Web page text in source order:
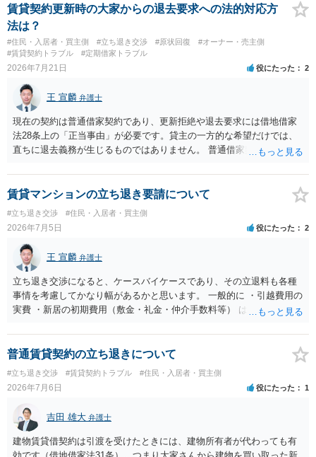
す。 その後、建物を平屋に立て替えた場合であっても、貸主の承諾を
得ているのであれば、単純に費用を捻出した側に平屋の所有権が帰属
する、という話になるわけでもないように思います。 そのため、現
状、解体費用を負担することが明確な案件ではないため、まずは相手
に請求の根拠（なぜ当方が平屋の解体費用を負担しなければならない
賃貸契約更新時の大家からの退去要求への法的対応方
法は？
#住民・入居者・買主側 #立ち退き交渉 #原状回復
#オーナー・売主側
#賃貸契約トラブル
#定期借家トラブル
2026年7月21日 役にたった 2
王 宣麟 弁護士
現在の契約は普通借家契約であり、更新拒絶や退去要求には借地借家
法28条上の「正当事由」が必要です。貸主の一方的な希望だけでは、
直ちに退去義務が生じるものではありません。 普通借家契約から定期
新たな定期借家契約を締結する形になりますが、これは任意の合意が
前提であり、借主が同意しなければ成立しません。 12年間の居住実
績、子どもの学校や地域とのつながり、転居費用の準備が困難な事情
などは、借主側の強い居住継続の必要性として正当事由判断において
重視される要素ですので、貸主側にかなり具体的な事情と立退料など
がない限り、更新拒絶が認められるハードルは一般的に高いと考えら
れます。 建物が未登記であること自体は、賃貸借契約の有効性を直ち
に否定するものではなく、引渡しがされていれば賃貸借の効力は原則
有効とされています。 今後の交渉では、①現在は普通借家契約が継続
しており定期借家への変更に合意していないこと、②貸主側の事情
（誰が所有者で誰が実際に住む予定か等）を具体的に書面で説明して
ほしいこと、③自分たちの居住継続の必要性を丁寧に伝えること、を
基本方針としたうえで、仮に一定時期の退去を検討する場合には、立
退料・引越費用・原状回復費用負担などの条件を明確にした書面を作
成することが重要です。 契約書では、更新条項・解除条項・期間の定
め・定期借家に関する記載の有無、これまでの更新時の合意内容
（「今回で最後」などの文言）が、借主不利な特約として無効になり
得るかどうかも含めて検討ポイントになりますので、署名押印前に内
容を十分に確認し、不明点は弁護士に相談することをおすすめしま
す。
賃貸マンションの立ち退き要請について
#立ち退き交渉 #住民・入居者・買主側
2026年7月5日 役にたった 2
王 宣麟 弁護士
立ち退き交渉になると、ケースバイケースであり、その立退料も各種
事情を考慮してかなり幅があるかと思います。 一般的に ・引越費用の
実費 ・新居の初期費用（敷金・礼金・仲介手数料等） は固い部分かと
ターンが多いかと存じます。
普通賃貸契約の立ち退きについて
#立ち退き交渉 #賃貸契約トラブル #住民・入居者・買主側
2026年7月6日 役にたった 1
吉田 雄大 弁護士
建物賃貸借契約は引渡を受けたときには、建物所有者が代わっても有
効です（借地借家法31条）。つまり大家さんから建物を買い取った新